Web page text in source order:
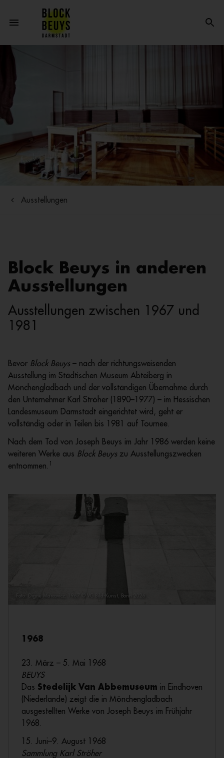
Ausstellungen
Block Beuys in anderen
Ausstellungen
Ausstellungen zwischen 1967 und
1981
Bevor Block Beuys – nach der richtungsweisenden
Ausstellung im Städtischen Museum Abteiberg in
Mönchengladbach und der vollständigen Übernahme durch
den Unternehmer Karl Ströher (1890–1977) – im Hessischen
Landesmuseum Darmstadt eingerichtet wird, geht er
vollständig oder in Teilen bis 1981 auf Tournee.
Nach dem Tod von Joseph Beuys im Jahr 1986 werden keine
weiteren Werke aus Block Beuys zu Ausstellungszwecken
entnommen.
Foto: Digne Marcovicz, 1967 © VG Bild-Kunst, Bonn 2026
1968
23. März – 5. Mai 1968
BEUYS
Das Stedelijk Van Abbemuseum in Eindhoven
(Niederlande) zeigt die in Mönchengladbach
ausgestellten Werke von Joseph Beuys im Frühjahr
1968.
15. Juni–9. August 1968
Sammlung Karl Ströher